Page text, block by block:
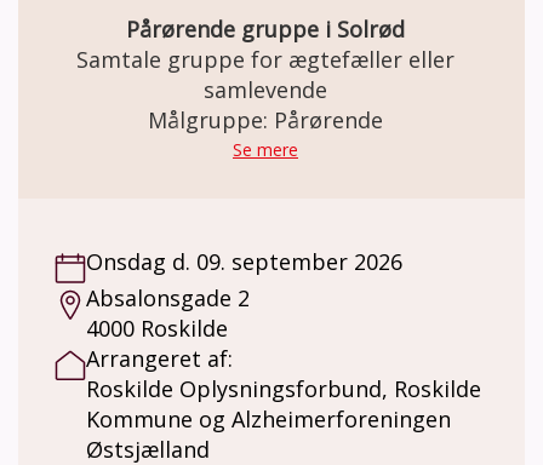
Pårørende gruppe i Solrød
Samtale gruppe for ægtefæller eller
samlevende
Målgruppe: Pårørende
Se mere
Onsdag d. 09. september 2026
Absalonsgade 2
4000 Roskilde
Arrangeret af:
Roskilde Oplysningsforbund, Roskilde
Kommune og Alzheimerforeningen
Østsjælland